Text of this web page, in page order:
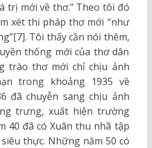
trị mới về thơ.” Theo tôi đó
xét thi pháp thơ mới “như
Tôi thấy cần nói thêm,
thống mới của thơ dân
trào thơ mới chỉ chịu ảnh
trong khoảng 1935 về
đã chuyễn sang chịu ảnh
trưng, xuất hiện trường
40 đã có Xuân thu nhã tập
thực. Những năm 50 có